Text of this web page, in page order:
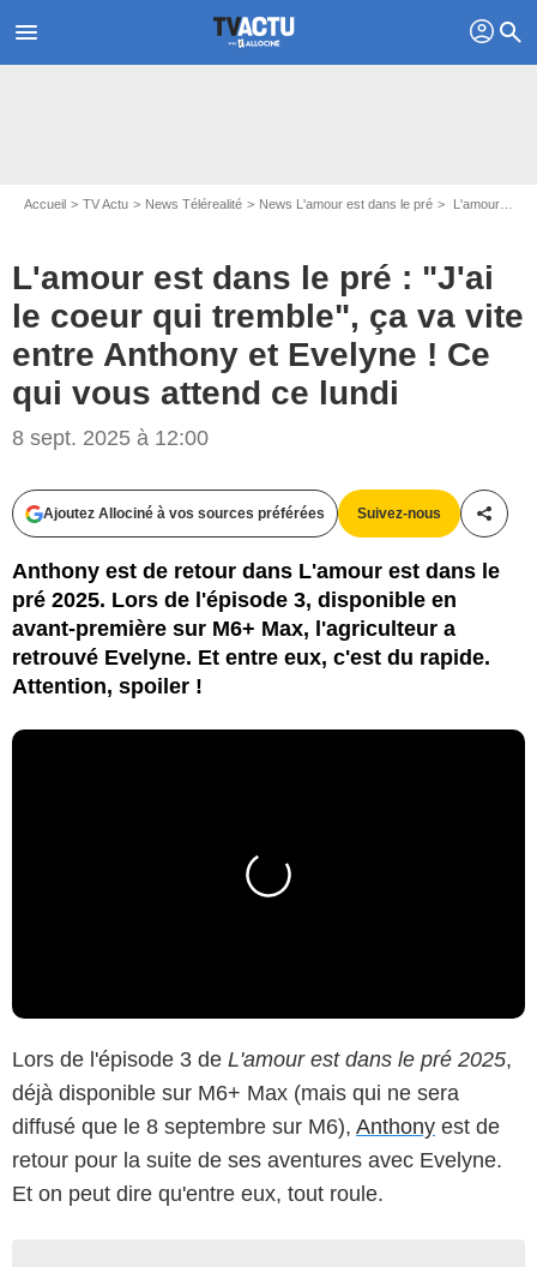
menu profil search
Accueil TV Actu News Télérealité News L'amour est dans le pré L'amour est dans le pré : "J'ai le coeur qui tremble", ça va vite entre Anthony et Evelyne ! Ce qui vous attend ce lundi
L'amour est dans le pré : "J'ai
le coeur qui tremble", ça va vite
entre Anthony et Evelyne ! Ce
qui vous attend ce lundi
8 sept. 2025 à 12:00
Ajoutez Allociné à vos sources préférées Suivez-nous
Anthony est de retour dans L'amour est dans le
pré 2025. Lors de l'épisode 3, disponible en
avant-première sur M6+ Max, l'agriculteur a
retrouvé Evelyne. Et entre eux, c'est du rapide.
Attention, spoiler !
Lors de l'épisode 3 de L'amour est dans le pré 2025,
déjà disponible sur M6+ Max (mais qui ne sera
diffusé que le 8 septembre sur M6), Anthony est de
retour pour la suite de ses aventures avec Evelyne.
Et on peut dire qu'entre eux, tout roule.